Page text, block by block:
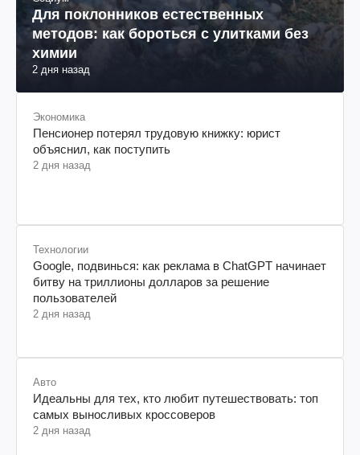
Для поклонников естественных
методов: как бороться с улитками без
химии
2 дня назад
Экономика
Пенсионер потерял трудовую книжку: юрист
объяснил, как поступить
2 дня назад
Технологии
Google, подвинься: как реклама в ChatGPT начинает
битву на триллионы долларов за решение
пользователей
2 дня назад
Авто
Идеальны для тех, кто любит путешествовать: топ
самых выносливых кроссоверов
2 дня назад